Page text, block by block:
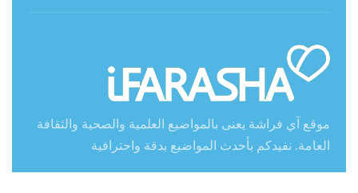
موقع آي فراشة يعنى بالمواضيع العلمية والصحية والثقافة
العامة. نفيدكم بأحدث المواضيع بدقة واحترافية